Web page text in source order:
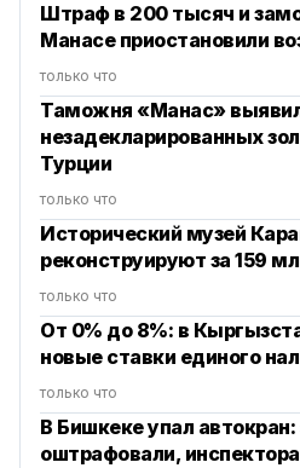
Штраф в 200 тысяч и
Манасе приостановили
только что
Таможня «Манас»
незадекларированных
Турции
только что
Исторический музей
реконструируют за 159
только что
От 0% до 8%: в
новые ставки единого
только что
В Бишкеке упал
оштрафовали,